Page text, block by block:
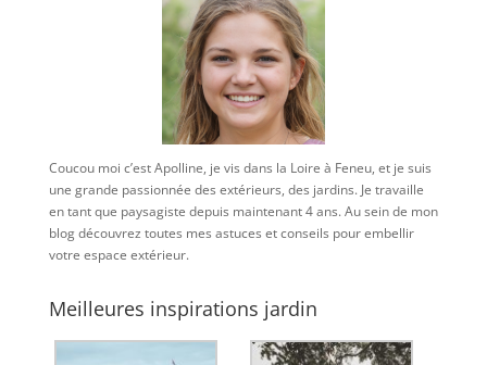
Coucou moi c’est Apolline, je vis dans la Loire à Feneu, et je suis
une grande passionnée des extérieurs, des jardins. Je travaille
en tant que paysagiste depuis maintenant 4 ans. Au sein de mon
blog découvrez toutes mes astuces et conseils pour embellir
votre espace extérieur.
Meilleures inspirations jardin